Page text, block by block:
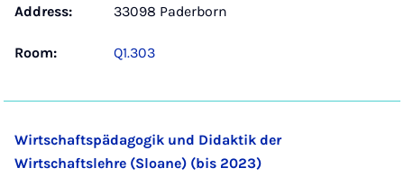
Address:
33098 Paderborn
Room: Q1.303
Wirtschaftspädagogik und Didaktik der
Wirtschaftslehre (Sloane) (bis 2023)